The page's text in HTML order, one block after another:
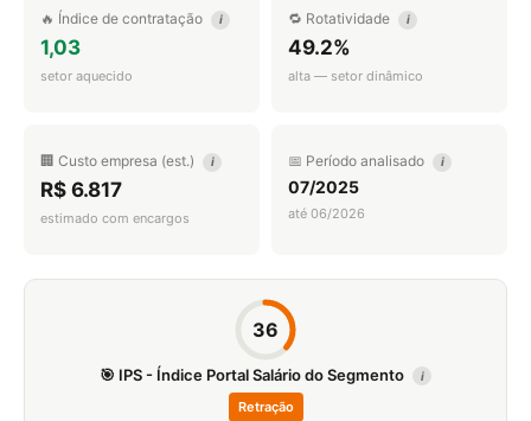
🔥 Índice de contratação i
1,03
setor aquecido
🔁 Rotatividade i
49.2%
alta — setor dinâmico
🏢 Custo empresa (est.) i
R$ 6.817
estimado com encargos
📅 Período analisado i
07/2025
até 06/2026
36
🎯 IPS - Índice Portal Salário do Segmento i
Retração